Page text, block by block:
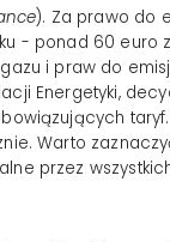
). Za prawo do
- ponad 60 euro
i praw do
Energetyki,
Warto
przez